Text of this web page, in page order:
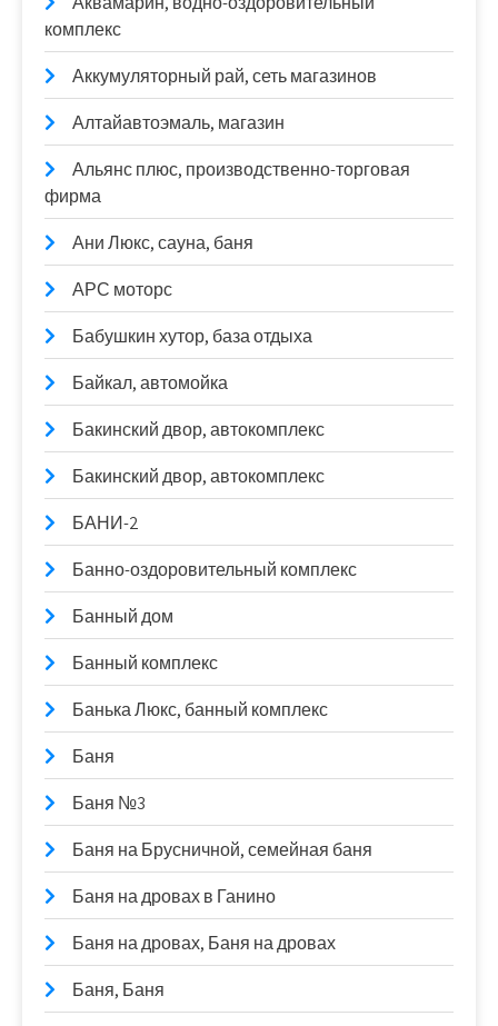
комплекс
Аккумуляторный рай, сеть магазинов
Алтайавтоэмаль, магазин
Альянс плюс, производственно-торговая
фирма
Ани Люкс, сауна, баня
АРС моторс
Бабушкин хутор, база отдыха
Байкал, автомойка
Бакинский двор, автокомплекс
Бакинский двор, автокомплекс
БАНИ-2
Банно-оздоровительный комплекс
Банный дом
Банный комплекс
Банька Люкс, банный комплекс
Баня
Баня №3
Баня на Брусничной, семейная баня
Баня на дровах в Ганино
Баня на дровах, Баня на дровах
Баня, Баня